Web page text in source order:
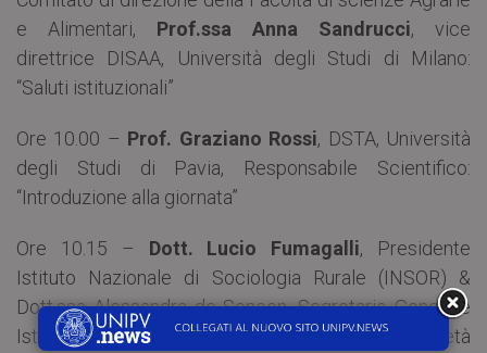
e Alimentari, Prof.ssa Anna Sandrucci, vice
direttrice DISAA, Università degli Studi di Milano:
“Saluti istituzionali”
Ore 10.00 – Prof. Graziano Rossi, DSTA, Università
degli Studi di Pavia, Responsabile Scientifico:
“Introduzione alla giornata”
Ore 10.15 – Dott. Lucio Fumagalli, Presidente
Istituto Nazionale di Sociologia Rurale (INSOR) &
Dott.ssa Alessandra de Seneen, Segretario Generale
Istituto Nazionale di Sociologia Rurale: “Le varietà